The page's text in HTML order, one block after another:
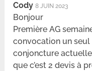
Cody 8 JUIN 2023
Bonjour
Première AG
convocation un seul
conjoncture
que c’est 2 devis à